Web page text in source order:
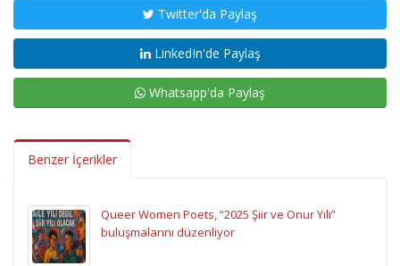
Twitter'da Paylaş
LinkedIn'de Paylaş
Whatsapp'da Paylaş
Benzer İçerikler
Queer Women Poets, “2025 Şiir ve Onur Yılı”
buluşmalarını düzenliyor